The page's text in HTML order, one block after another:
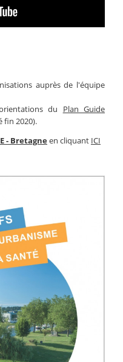
auprès de l'équipe
du Plan Guide
fin 2020).
- Bretagne en cliquant ICI